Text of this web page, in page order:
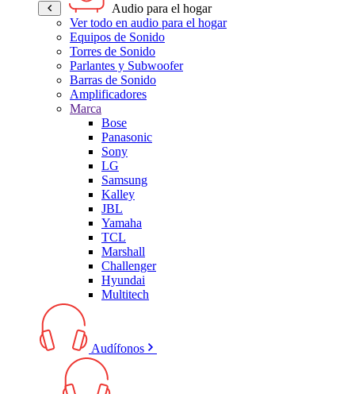
Audio para el hogar
Ver todo en audio para el hogar
Equipos de Sonido
Torres de Sonido
Parlantes y Subwoofer
Barras de Sonido
Amplificadores
Marca
Bose
Panasonic
Sony
LG
Samsung
Kalley
JBL
Yamaha
TCL
Marshall
Challenger
Hyundai
Multitech
Audífonos